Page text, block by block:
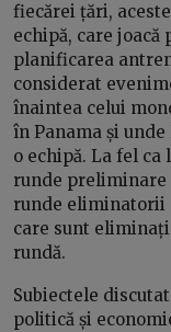
fiecărei țări,
echipă, care
planificarea
considerat
înaintea celui
în Panama și
o echipă. La fel ca
runde preliminare
runde eliminatorii
care sunt
rundă.
Subiectele
politică și